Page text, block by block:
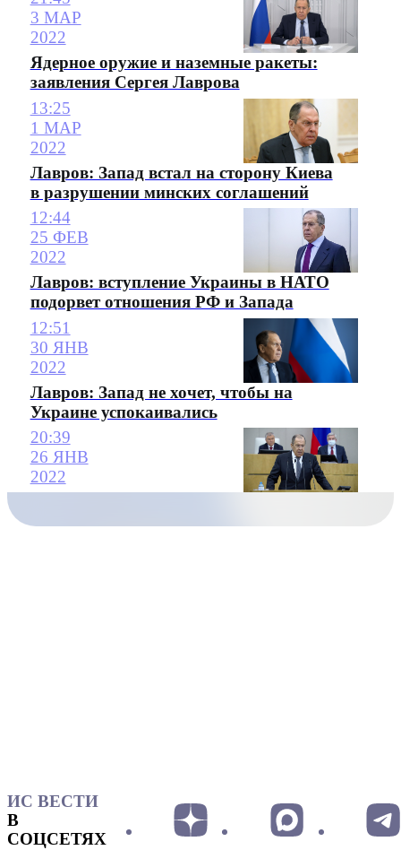
3 МАР
2022
Ядерное оружие и наземные ракеты:
заявления Сергея Лаврова
13:25
1 МАР
2022
Лавров: Запад встал на сторону Киева
в разрушении минских соглашений
12:44
25 ФЕВ
2022
Лавров: вступление Украины в НАТО
подорвет отношения РФ и Запада
12:51
30 ЯНВ
2022
Лавров: Запад не хочет, чтобы на
Украине успокаивались
20:39
26 ЯНВ
2022
ИС ВЕСТИ
В
СОЦСЕТЯХ